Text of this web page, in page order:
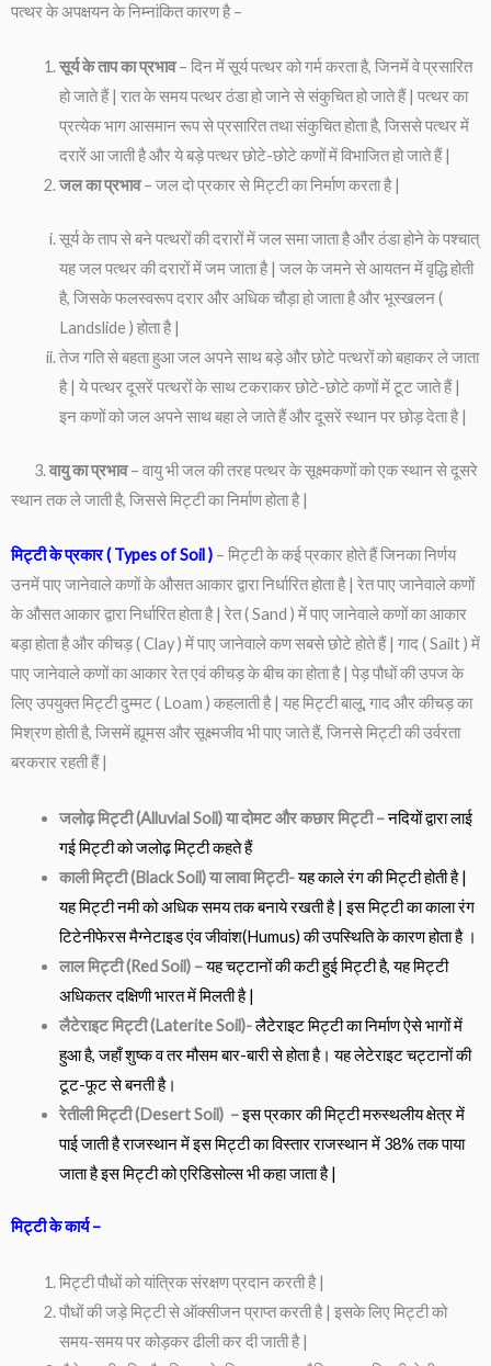
पत्थर के अपक्षयन के निम्नांकित कारण है –
सूर्य के ताप का प्रभाव– दिन में सूर्य पत्थर को गर्म करता है, जिनमें वे प्रसारित
हो जाते हैं | रात के समय पत्थर ठंडा हो जाने से संकुचित हो जाते हैं | पत्थर का
प्रत्येक भाग आसमान रूप से प्रसारित तथा संकुचित होता है, जिससे पत्थर में
दरारें आ जाती है और ये बड़े पत्थर छोटे-छोटे कणों में विभाजित हो जाते हैं |
जल का प्रभाव– जल दो प्रकार से मिट्टी का निर्माण करता है |
सूर्य के ताप से बने पत्थरों की दरारों में जल समा जाता है और ठंडा होने के पश्चात्
यह जल पत्थर की दरारों में जम जाता है | जल के जमने से आयतन में वृद्धि होती
है, जिसके फलस्वरूप दरार और अधिक चौड़ा हो जाता है और भूस्खलन (
Landslide ) होता है |
तेज गति से बहता हुआ जल अपने साथ बड़े और छोटे पत्थरों को बहाकर ले जाता
है | ये पत्थर दूसरें पत्थरों के साथ टकराकर छोटे-छोटे कणों में टूट जाते हैं |
इन कणों को जल अपने साथ बहा ले जाते हैं और दूसरें स्थान पर छोड़ देता है |
3.वायु का प्रभाव– वायु भी जल की तरह पत्थर के सूक्ष्मकणों को एक स्थान से दूसरे
स्थान तक ले जाती है, जिससे मिट्टी का निर्माण होता है |
मिट्टी के प्रकार ( Types of Soil ) – मिट्टी के कई प्रकार होते हैं जिनका निर्णय
उनमें पाए जानेवाले कणों के औसत आकार द्वारा निर्धारित होता है | रेत पाए जानेवाले कणों
के औसत आकार द्वारा निर्धारित होता है | रेत ( Sand ) में पाए जानेवाले कणों का आकार
बड़ा होता है और कीचड़ ( Clay ) में पाए जानेवाले कण सबसे छोटे होते हैं | गाद ( Sailt ) में
पाए जानेवाले कणों का आकार रेत एवं कीचड़ के बीच का होता है | पेड़ पौधों की उपज के
लिए उपयुक्त मिट्टी दुम्मट ( Loam ) कहलाती है | यह मिट्टी बालू, गाद और कीचड़ का
मिश्रण होती है, जिसमें ह्यूमस और सूक्ष्मजीव भी पाए जाते हैं, जिनसे मिट्टी की उर्वरता
बरकरार रहती हैं |
जलोढ़ मिट्टी (Alluvial Soil) या दोमट और कछार मिट्टी –नदियों द्वारा लाई
गई मिट्टी को जलोढ़ मिट्टी कहते हैं
काली मिट्टी (Black Soil) या लावा मिट्टी-यह काले रंग की मिट्टी होती है |
यह मिट्टी नमी को अधिक समय तक बनाये रखती है | इस मिट्टी का काला रंग
टिटेनीफेरस मैग्नेटाइड एंव जीवांश(Humus) की उपस्थिति के कारण होता है ।
लाल मिट्टी (Red Soil) –यह चट्टानों की कटी हुई मिट्टी है, यह मिट्टी
अधिकतर दक्षिणी भारत में मिलती है |
लैटेराइट मिट्टी (Laterite Soil)-लैटेराइट मिट्टी का निर्माण ऐसे भागों में
हुआ है, जहाँ शुष्क व तर मौसम बार-बारी से होता है। यह लेटेराइट चट्टानों की
टूट-फूट से बनती है।
रेतीली मिट्टी (Desert Soil) –इस प्रकार की मिट्टी मरुस्थलीय क्षेत्र में
पाई जाती है राजस्थान में इस मिट्टी का विस्तार राजस्थान में 38% तक पाया
जाता है इस मिट्टी को एरिडिसोल्स भी कहा जाता है |
मिट्टी के कार्य –
मिट्टी पौधों को यांत्रिक संरक्षण प्रदान करती है |
पौधों की जड़े मिट्टी से ऑक्सीजन प्राप्त करती है | इसके लिए मिट्टी को
समय-समय पर कोड़कर ढीली कर दी जाती है |